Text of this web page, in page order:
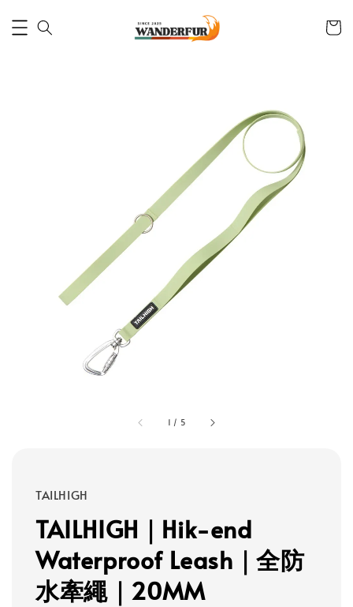
1 / 5
TAILHIGH
TAILHIGH｜Hik-end
Waterproof Leash｜全防
水牽繩｜20MM